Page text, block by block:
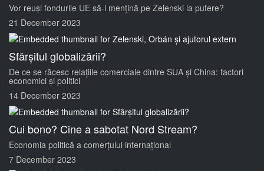
Vor reuși fondurile UE să-l mențină pe Zelenski la putere?
21 December 2023
Sfârșitul globalizării?
De ce se răcesc relațiile comerciale dintre SUA și China: factori
economici și politici
14 December 2023
Cui bono? Cine a sabotat Nord Stream?
Economia politică a comerțului internațional
7 December 2023